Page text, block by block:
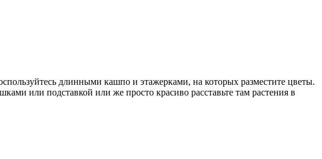
длинными кашпо и этажерками, на которых разместите цветы.
или подставкой или же просто красиво расставьте там растения в